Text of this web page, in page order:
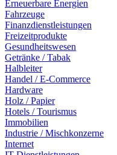
Erneuerbare Energien
Fahrzeuge
Finanzdienstleistungen
Freizeitprodukte
Gesundheitswesen
Getränke / Tabak
Halbleiter
Handel / E-Commerce
Hardware
Holz / Papier
Hotels / Tourismus
Immobilien
Industrie / Mischkonzerne
Internet